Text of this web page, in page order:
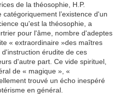
de la théosophie, H.P.
l’existence d'un
qu'est la théosophie, a
pour l'âme, nombre d'adeptes
« extraordinaire »des maîtres
érudite de ces
d'autre part. Ce vide spirituel,
de « magique », «
trouvé un écho inespéré
en général.